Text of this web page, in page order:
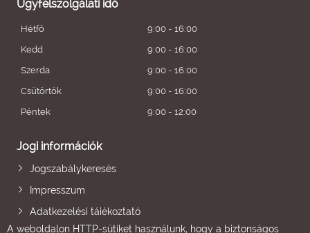
Ügyfélszolgálati idő
Hétfő
9:00 - 16:00
Kedd
9:00 - 16:00
Szerda
9:00 - 16:00
Csütörtök
9:00 - 16:00
Péntek
9:00 - 12:00
Jogi információk
Jogszabálykeresés
Impresszum
Adatkezelési tájékoztató
A weboldalon HTTP-sütiket használunk, hogy a biztonságos